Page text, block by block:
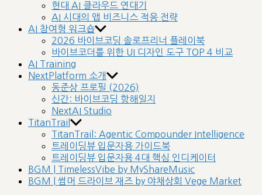
현대 AI 클라우드 연대기
AI 시대의 앱 비즈니스 적응 전략
AI 참여형 워크숍
2026 바이브코딩 솔로프리너 플레이북
바이브코더를 위한 UI 디자인 도구 TOP 4 비교
AI Training
NextPlatform 소개
동준상 프로필 (2026)
신간: 바이브코딩 항해일지
NextAI Studio
TitanTrail
TitanTrail: Agentic Compounder Intelligence
트레이딩뷰 입문자용 가이드북
트레이딩뷰 입문자용 4대 핵심 인디케이터
BGM | TimelessVibe by MyShareMusic
BGM | 썸머 드라이브 재즈 by 야채상회 Vege Market